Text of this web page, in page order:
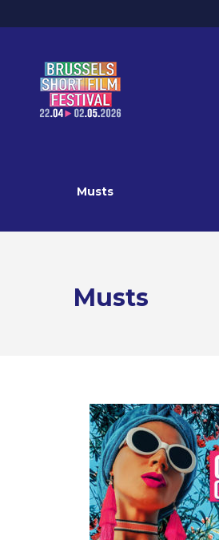
Musts